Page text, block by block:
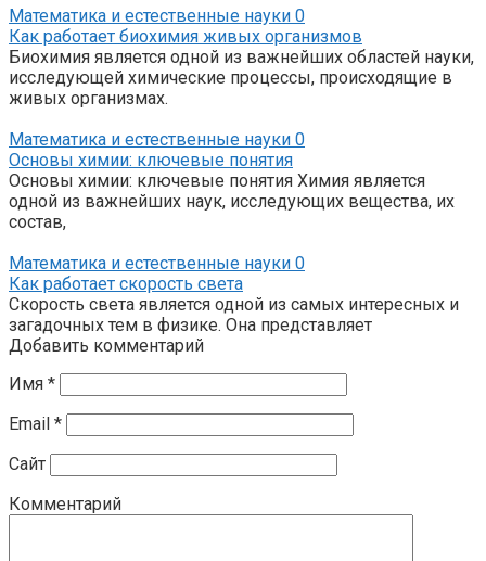
Математика и естественные науки 0
Как работает биохимия живых организмов
Биохимия является одной из важнейших областей науки,
исследующей химические процессы, происходящие в
живых организмах.
Математика и естественные науки 0
Основы химии: ключевые понятия
Основы химии: ключевые понятия Химия является
одной из важнейших наук, исследующих вещества, их
состав,
Математика и естественные науки 0
Как работает скорость света
Скорость света является одной из самых интересных и
загадочных тем в физике. Она представляет
Добавить комментарий
Имя *
Email *
Сайт
Комментарий